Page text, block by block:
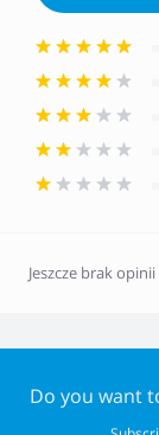
Jeszcze brak
Do you want